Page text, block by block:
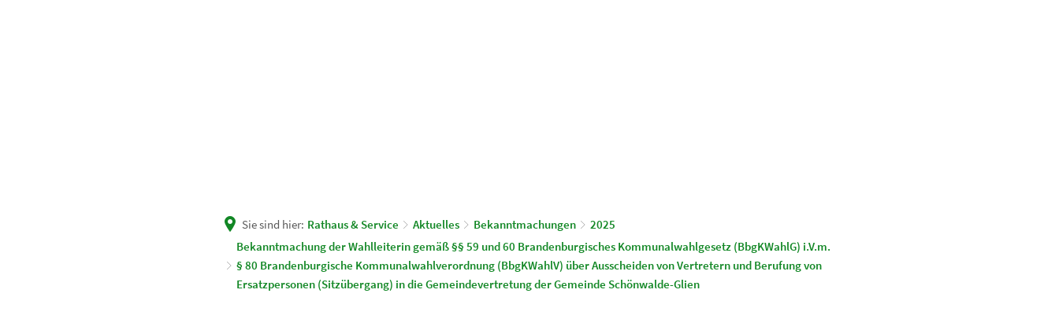
Sie sind hier: Rathaus & Service Aktuelles Bekanntmachungen
2025
Bekanntmachung der Wahlleiterin gemäß §§ 59 und 60 Brandenburgisches Kommunalwahlgesetz (BbgKWahlG) i.V.m.
§ 80 Brandenburgische Kommunalwahlverordnung (BbgKWahlV) über Ausscheiden von Vertretern und Berufung von
Ersatzpersonen (Sitzübergang) in die Gemeindevertretung der Gemeinde Schönwalde-Glien